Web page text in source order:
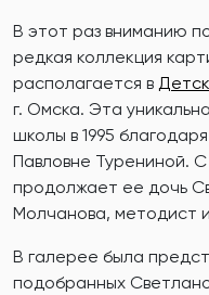
В этот раз вниманию
редкая коллекция
располагается в
г. Омска. Эта
школы в 1995
Павловне Турениной.
продолжает ее дочь
Молчанова, методист
В галерее была
подобранных